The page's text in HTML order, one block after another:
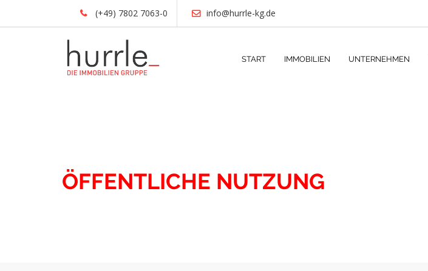
(+49) 7802 7063-0 info@hurrle-kg.de
START IMMOBILIEN UNTERNEHMEN
ÖFFENTLICHE NUTZUNG